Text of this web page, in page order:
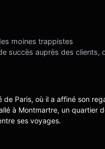
moines trappistes
succès auprès des clients,
Paris, où il a affiné son
à Montmartre, un quartier
ses voyages.